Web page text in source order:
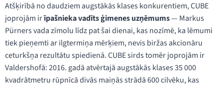
Atšķirībā no daudziem augstākās klases konkurentiem, CUBE
joprojām irīpašnieka vadīts ģimenes uzņēmums— Markus
Pürners vada zīmolu līdz pat šai dienai, kas nozīmē, ka lēmumi
tiek pieņemti ar ilgtermiņa mērķiem, nevis biržas akcionāru
ceturkšņa rezultātu spiedienā. CUBE sirds tomēr joprojām ir
Valdershofā: 2016. gadā atvērtajā augstākās klases 35 000
kvadrātmetru rūpnīcā divās maiņās strādā 600 cilvēku, kas